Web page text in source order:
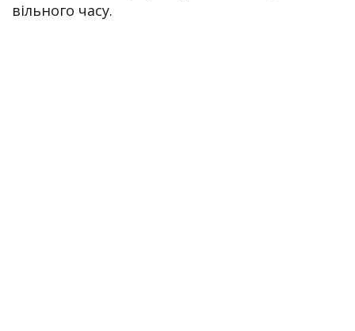
вільного часу.